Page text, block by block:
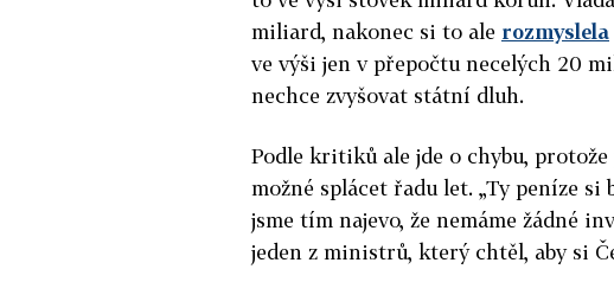
miliard, nakonec si to ale rozmyslela
ve výši jen v přepočtu necelých 20
nechce zvyšovat státní dluh.
Podle kritiků ale jde o chybu,
možné splácet řadu let. „Ty peníze
jsme tím najevo, že nemáme žádné
jeden z ministrů, který chtěl, aby si